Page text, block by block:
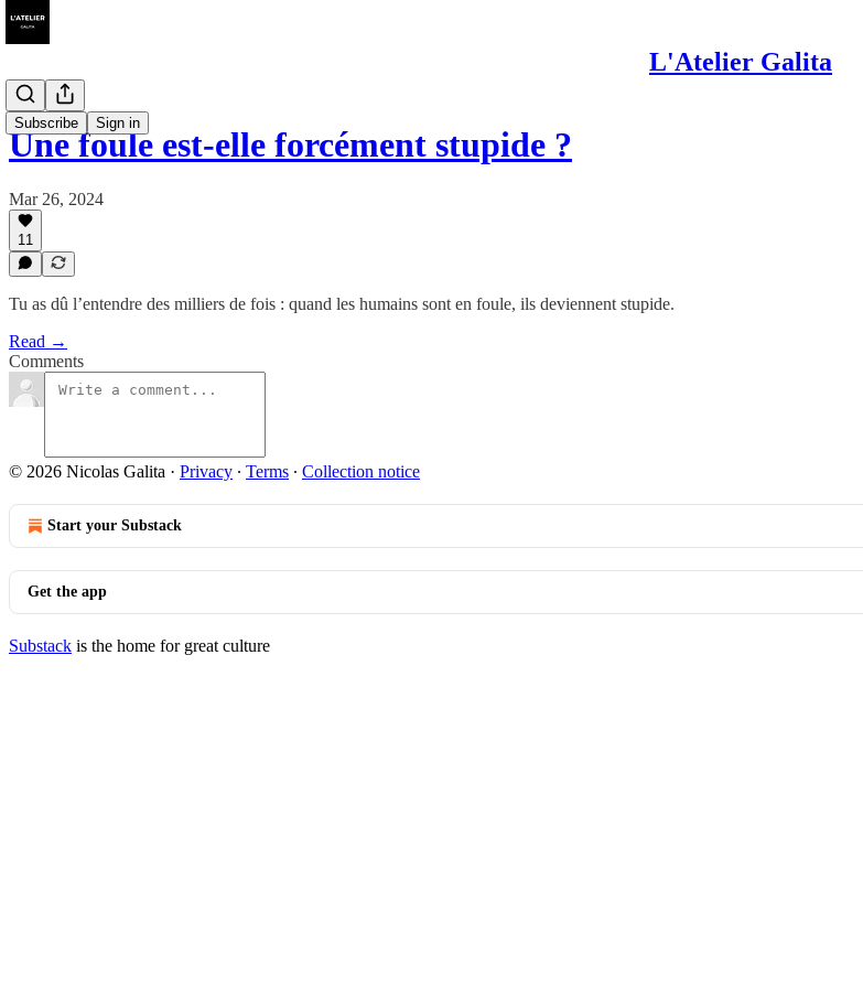
L'Atelier Galita
Subscribe Sign in
Une foule est-elle forcément stupide ?
Mar 26, 2024
11
Tu as dû l’entendre des milliers de fois : quand les humains sont en foule, ils deviennent stupide.
Read →
Comments
© 2026 Nicolas Galita · Privacy ∙ Terms ∙ Collection notice
Start your Substack
Get the app
Substack is the home for great culture